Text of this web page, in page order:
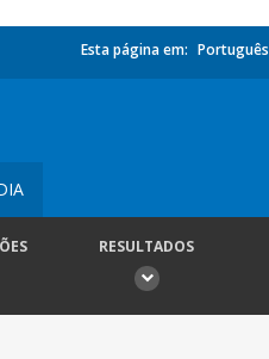
Esta página em: Português
RESULTADOS